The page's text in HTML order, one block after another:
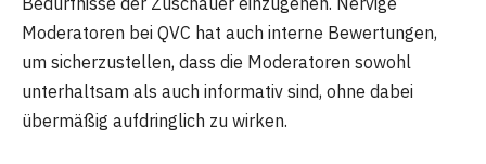
Moderatoren bei QVC hat auch interne Bewertungen,
um sicherzustellen, dass die Moderatoren sowohl
unterhaltsam als auch informativ sind, ohne dabei
übermäßig aufdringlich zu wirken.